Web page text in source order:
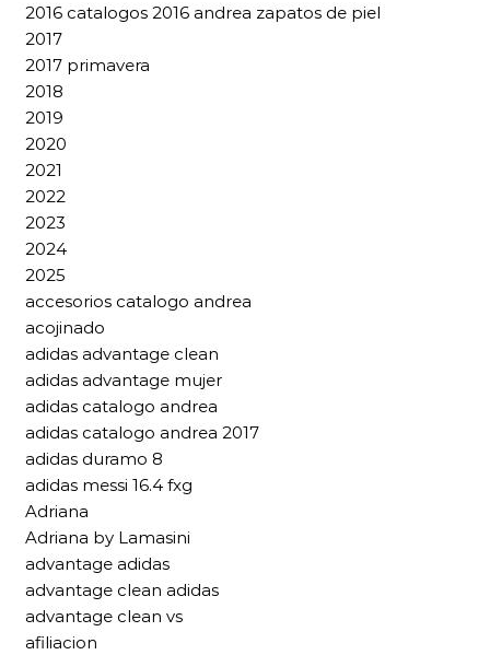
2016 catalogos 2016 andrea zapatos de piel
2017
2017 primavera
2018
2019
2020
2021
2022
2023
2024
2025
accesorios catalogo andrea
acojinado
adidas advantage clean
adidas advantage mujer
adidas catalogo andrea
adidas catalogo andrea 2017
adidas duramo 8
adidas messi 16.4 fxg
Adriana
Adriana by Lamasini
advantage adidas
advantage clean adidas
advantage clean vs
afiliacion